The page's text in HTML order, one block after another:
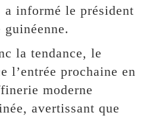
informé le président
la tendance, le
l’entrée prochaine en
moderne
avertissant que